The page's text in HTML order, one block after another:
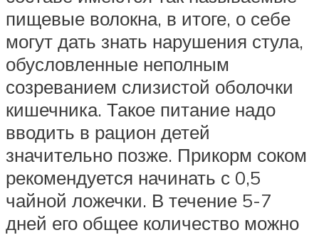
пищевые волокна, в итоге, о себе
могут дать знать нарушения стула,
обусловленные неполным
созреванием слизистой оболочки
кишечника. Такое питание надо
вводить в рацион детей
значительно позже. Прикорм соком
рекомендуется начинать с 0,5
чайной ложечки. В течение 5-7
дней его общее количество можно